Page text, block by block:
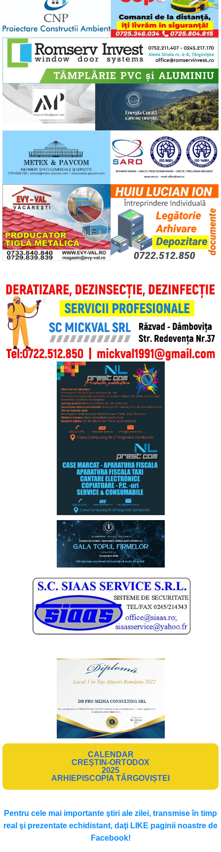
CALENDAR
CREȘTIN-ORTODOX
2025
ARHIEPISCOPIA TÂRGOVIȘTEI
Pentru cele mai importante ştiri ale zilei, transmise în timp
real şi prezentate echidistant, daţi LIKE paginii noastre de
Facebook!